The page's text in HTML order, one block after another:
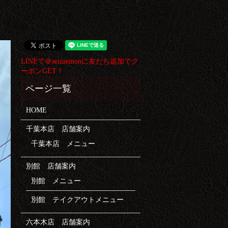
LINEで＠seizaemonに友だち追加でク
ーポンGET！
HOME
千葉本店 店舗案内
千葉本店 メニュー
別館 店舗案内
別館 メニュー
別館 テイクアウトメニュー
六本木店 店舗案内